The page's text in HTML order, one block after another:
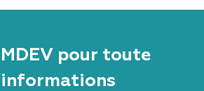
pour toute